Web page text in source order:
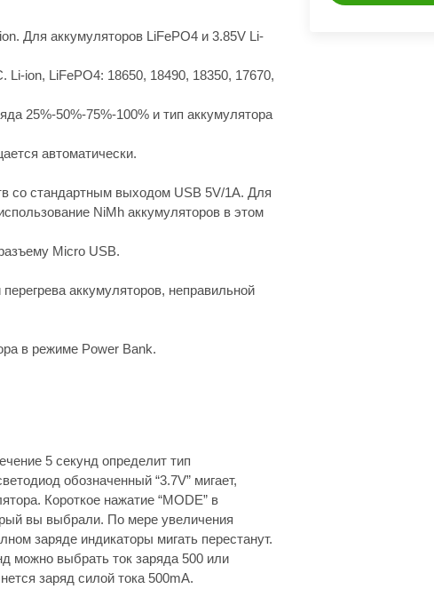
Для аккумуляторов LiFePO4 и 3.85V Li-
ion, LiFePO4: 18650, 18490, 18350, 17670,
25%-50%-75%-100% и тип аккумулятора
автоматически.
со стандартным выходом USB 5V/1A. Для
NiMh аккумуляторов в этом
Micro USB.
аккумуляторов, неправильной
в режиме Power Bank.
5 секунд определит тип
обозначенный “3.7V” мигает,
Короткое нажатие “MODE” в
вы выбрали. По мере увеличения
заряде индикаторы мигать перестанут.
можно выбрать ток заряда 500 или
заряд силой тока 500mA.